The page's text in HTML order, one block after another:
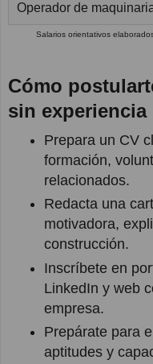
Operador de
Salarios orientativos
Cómo
sin experiencia
Prepara un CV
formación,
relacionados.
Redacta una
motivadora,
construcción.
Inscríbete en
LinkedIn y web
empresa.
Prepárate para
aptitudes y